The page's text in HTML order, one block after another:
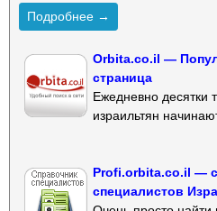
Подробнее →
Orbita.co.il —
страница
Ежедневно десятки
израильтян
Profi.orbita.co.il —
специалистов